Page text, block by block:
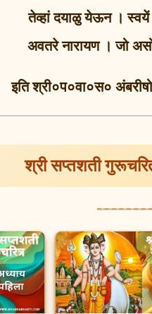
तेव्हां दयाळु येऊन । स्वयें
अवतरे नारायण । जो
इति श्री०प०वा०स०
श्री सप्तशती